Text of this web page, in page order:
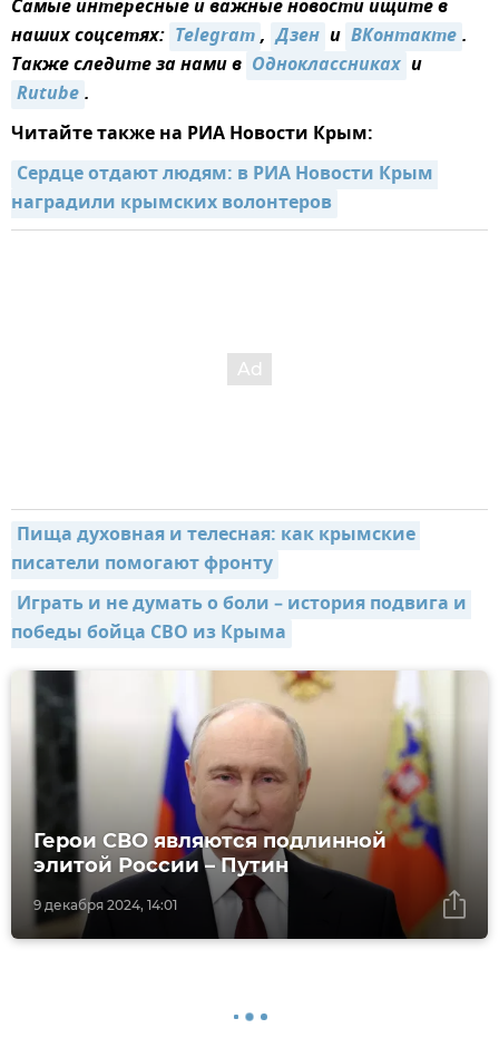
Самые интересные и важные новости ищите в
наших соцсетях: Telegram, Дзен и ВКонтакте.
Также следите за нами в Одноклассниках и
Rutube.
Читайте также на РИА Новости Крым:
Сердце отдают людям: в РИА Новости Крым
наградили крымских волонтеров
Пища духовная и телесная: как крымские
писатели помогают фронту
Играть и не думать о боли – история подвига и
победы бойца СВО из Крыма
9 декабря 2024, 14:01
Герои СВО являются подлинной
элитой России – Путин